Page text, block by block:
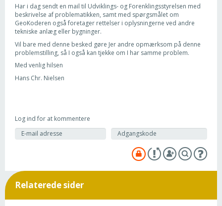
Har i dag sendt en mail til Udviklings- og Forenklingsstyrelsen med
beskrivelse af problematikken, samt med spørgsmålet om
GeoKoderen også foretager rettelser i oplysningerne ved andre
tekniske anlæg eller bygninger.
Vil bare med denne besked gøre Jer andre opmærksom på denne
problemstilling, så I også kan tjekke om I har samme problem.
Med venlig hilsen
Hans Chr. Nielsen
Log ind for at kommentere
Relaterede sider